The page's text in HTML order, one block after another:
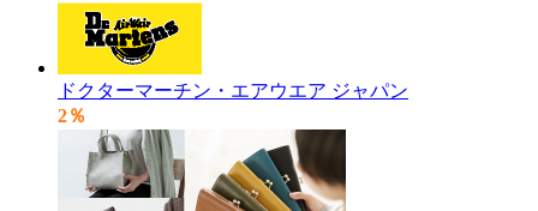
ドクターマーチン・エアウエア ジャパン
2％